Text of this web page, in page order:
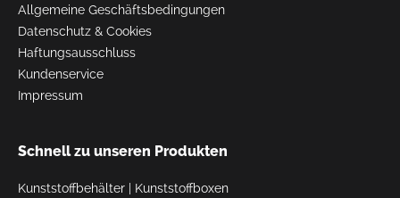
Allgemeine Geschäftsbedingungen
Datenschutz & Cookies
Haftungsausschluss
Kundenservice
Impressum
Schnell zu unseren Produkten
Kunststoffbehälter
Kunststoffboxen